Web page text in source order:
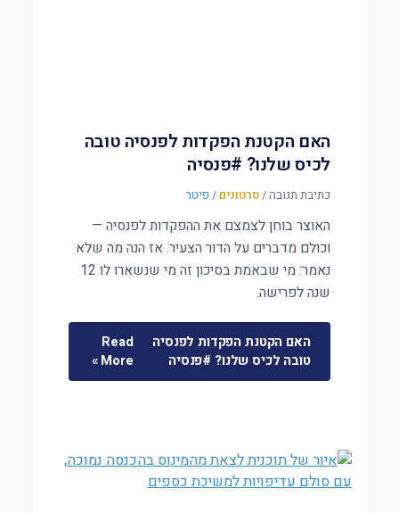
האם הקטנת הפקדות לפנסיה טובה
לכיס שלנו? #פנסיה
כתיבת תגובה/סרטונים / פיטר
האוצר בוחן לצמצם את ההפקדות לפנסיה —
וכולם מדברים על הדור הצעיר. אז הנה מה שלא
נאמר: מי שבאמת בסיכון זה מי שנשארו לו 12
שנה לפרישה.
האם הקטנת הפקדות לפנסיה
טובה לכיס שלנו? #פנסיה
Read
More »